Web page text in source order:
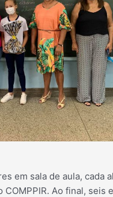
em sala de aula, cada
COMPPIR. Ao final,